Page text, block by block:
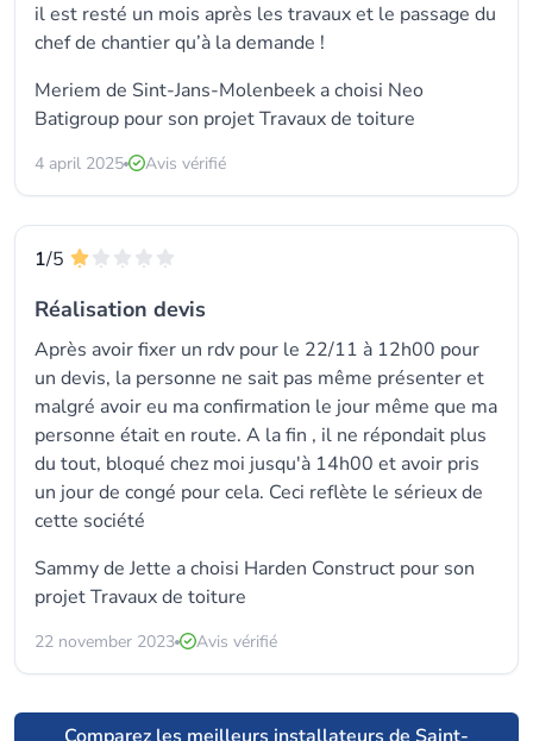
il est resté un mois après les travaux et le passage du
chef de chantier qu’à la demande !
Meriem de Sint-Jans-Molenbeek a choisi Neo
Batigroup pour son projet Travaux de toiture
4 april 2025 Avis vérifié
1/5
Réalisation devis
Après avoir fixer un rdv pour le 22/11 à 12h00 pour
un devis, la personne ne sait pas même présenter et
malgré avoir eu ma confirmation le jour même que ma
personne était en route. A la fin , il ne répondait plus
du tout, bloqué chez moi jusqu'à 14h00 et avoir pris
un jour de congé pour cela. Ceci reflète le sérieux de
cette société
Sammy de Jette a choisi Harden Construct pour son
projet Travaux de toiture
22 november 2023 Avis vérifié